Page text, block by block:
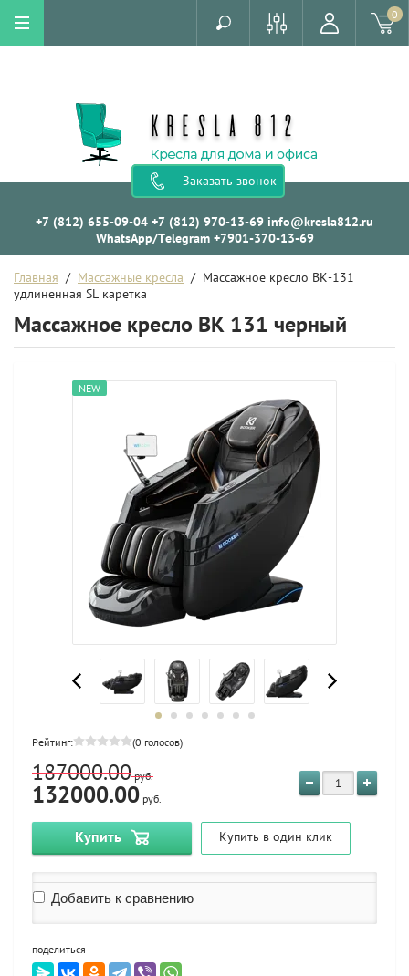
0
Заказать звонок
+7 (812) 655-09-04 +7 (812) 970-13-69 info@kresla812.ru
WhatsApp/Telegram +7901-370-13-69
Главная
  /
Массажные кресла
  /  Массажное кресло BK-131
удлиненная SL каретка
Массажное кресло BK 131 черный
NEW
Рейтинг: (0 голосов)
187000.00руб.
132000.00 руб.
Купить Купить в один клик
Добавить к сравнению
поделиться